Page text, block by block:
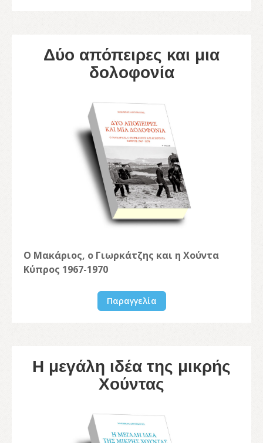
Δύο απόπειρες και μια
δολοφονία
Ο Μακάριος, ο Γιωρκάτζης και η Χούντα
Κύπρος 1967-1970
Παραγγελία
Η μεγάλη ιδέα της μικρής
Χούντας